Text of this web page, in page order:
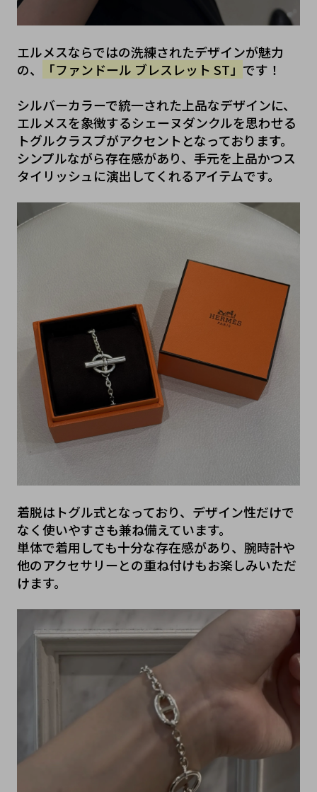
エルメスならではの洗練されたデザインが魅力
の、
「ファンドール ブレスレット ST」 です！
シルバーカラーで統一された上品なデザインに、
エルメスを象徴するシェーヌダンクルを思わせる
トグルクラスプがアクセントとなっております。
シンプルながら存在感があり、手元を上品かつス
タイリッシュに演出してくれるアイテムです。
着脱はトグル式となっており、デザイン性だけで
なく使いやすさも兼ね備えています。
単体で着用しても十分な存在感があり、腕時計や
他のアクセサリーとの重ね付けもお楽しみいただ
けます。